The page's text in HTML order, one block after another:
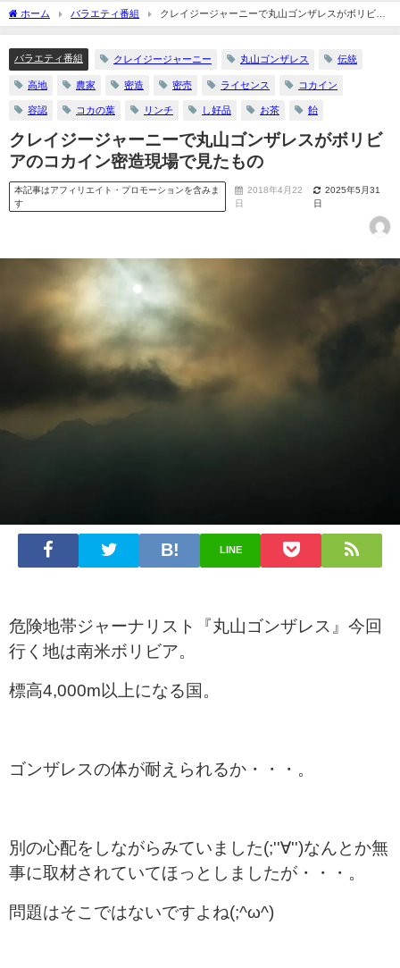
ホーム バラエティ番組
クレイジージャーニーで丸山ゴンザレスがボリビア
のコカイン密造現場で見たもの
バラエティ番組 クレイジージャーニー 丸山ゴンザレス 伝統
高地 農家 密造 密売 ライセンス コカイン
容認 コカの葉 リンチ し好品 お茶 飴
クレイジージャーニーで丸山ゴンザレスがボリビ
アのコカイン密造現場で見たもの
本記事はアフィリエイト・プロモーションを含みま
す
2018年4月22
日
2025年5月31
日
LINE
危険地帯ジャーナリスト『丸山ゴンザレス』今回
行く地は南米ボリビア。
標高4,000m以上になる国。
ゴンザレスの体が耐えられるか・・・。
別の心配をしながらみていました(;''∀'')なんとか無
事に取材されていてほっとしましたが・・・。
問題はそこではないですよね(;^ω^)